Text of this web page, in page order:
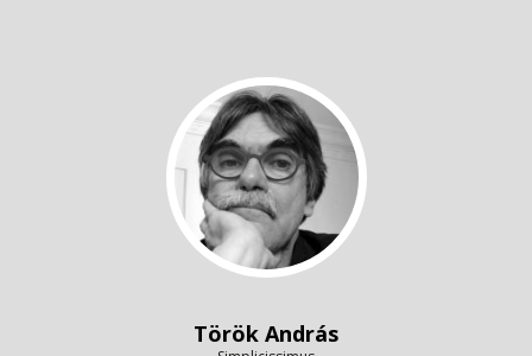
Török András